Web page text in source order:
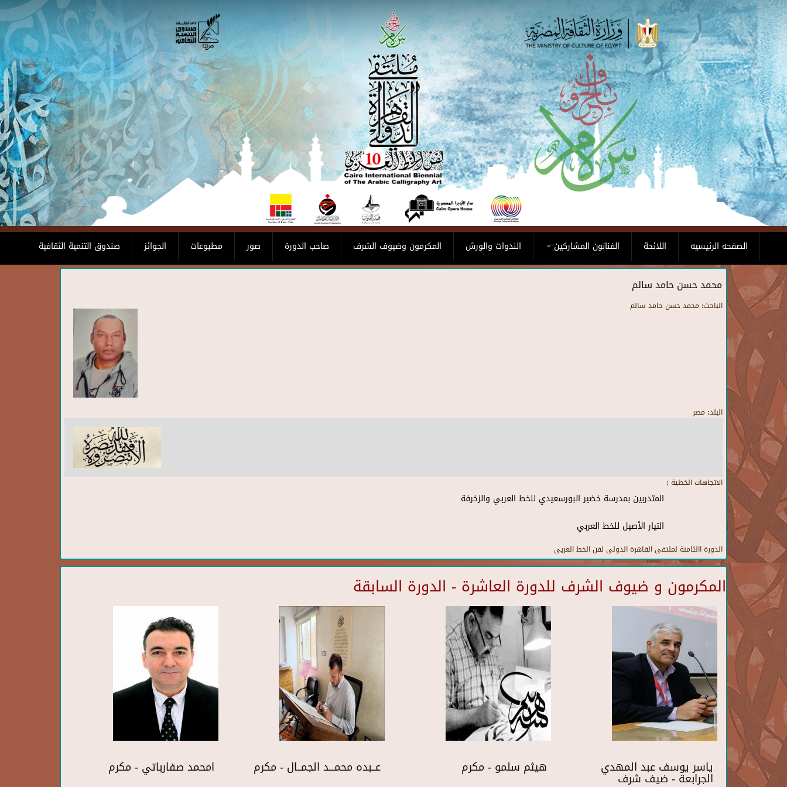
Skip to main content
صندوق التنمية الثقافية الجوائز مطبوعات صور صاحب الدورة المكرمون وضيوف الشرف الندوات والورش الفنانون المشاركين اللائحة الصفحه الرئيسيه
محمد حسن حامد سالم
الباحث: محمد حسن حامد سالم
البلد: مصر
الاتجاهات الخطية :
المتدربين بمدرسة خضير البورسعيدي للخط العربي والزخرفة
التيار الأصيل للخط العربي
الدورة االثامنة لملتقى القاهرة الدولى لفن الخط العريى
المكرمون و ضيوف الشرف للدورة العاشرة - الدورة السابقة
امحمد صفارباتي - مكرم عــبده محمـــد الجمــال - مكرم هيثم سلمو - مكرم ياسر يوسف عبد المهدي
الجرابعة - ضيف شرف